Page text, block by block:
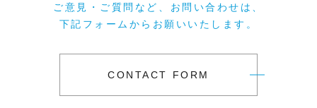
ご意見・ご質問など、お問い合わせは、
下記フォームからお願いいたします。
CONTACT FORM